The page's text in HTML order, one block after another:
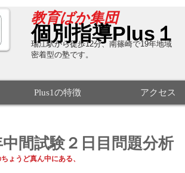
​教育ばか集団
個別指導Plus１
瑞江駅から徒歩12分、南篠崎で19年地域
密着型の塾です。
Plus1の特徴 アクセス
間試験２日目問題分析
ょうど真ん中にある、